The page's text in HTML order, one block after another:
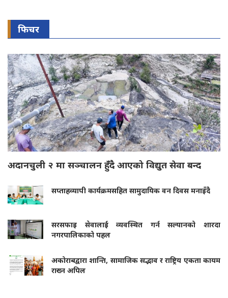
फिचर
अदानचुली २ मा सञ्चालन हुँदै आएको विद्युत सेवा बन्द
सप्ताहव्यापी कार्यक्रमसहित सामुदायिक वन दिवस मनाइँदै
सरसफाइ सेवालाई व्यवस्थित गर्न सल्यानको शारदा
नगरपालिकाको पहल
अकोराबद्वारा शान्ति, सामाजिक सद्भाव र राष्ट्रिय एकता कायम
राख्न अपिल